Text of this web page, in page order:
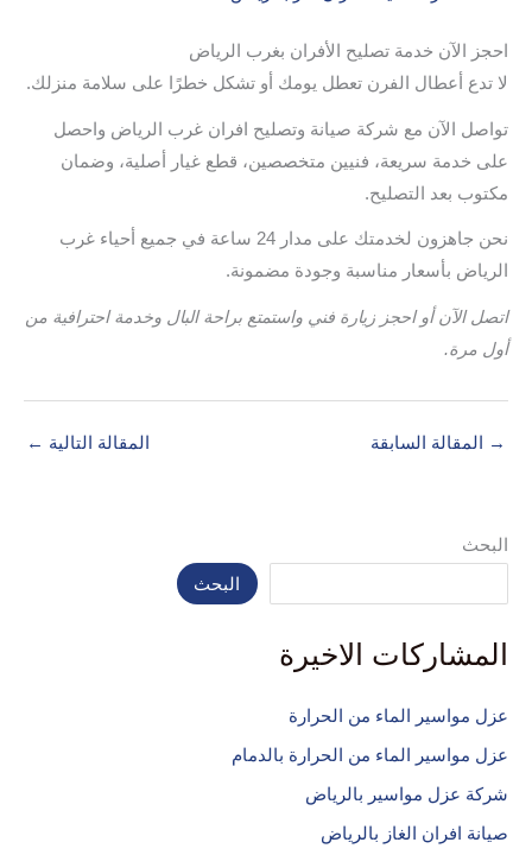
احجز الآن خدمة تصليح الأفران بغرب الرياض
لا تدع أعطال الفرن تعطل يومك أو تشكل خطرًا على سلامة منزلك.
تواصل الآن مع شركة صيانة وتصليح افران غرب الرياض واحصل
على خدمة سريعة، فنيين متخصصين، قطع غيار أصلية، وضمان
مكتوب بعد التصليح.
نحن جاهزون لخدمتك على مدار 24 ساعة في جميع أحياء غرب
الرياض بأسعار مناسبة وجودة مضمونة.
اتصل الآن أو احجز زيارة فني واستمتع براحة البال وخدمة احترافية من
أول مرة.
→ المقالة السابقة المقالة التالية ←
البحث
البحث
المشاركات الاخيرة
عزل مواسير الماء من الحرارة
عزل مواسير الماء من الحرارة بالدمام
شركة عزل مواسير بالرياض
صيانة افران الغاز بالرياض